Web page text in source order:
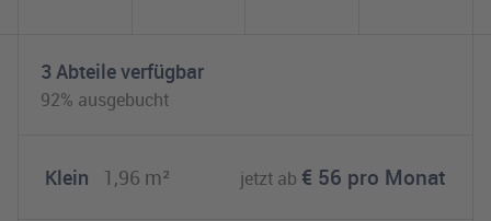
3 Abteile verfügbar
92% ausgebucht
Abteil buchen:
Klein 1,96 m² jetzt ab € 56 pro Monat